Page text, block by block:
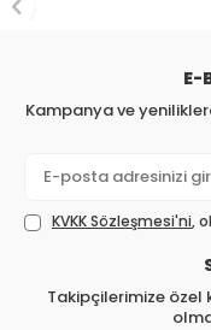
E-
Kampanya ve
KVKK Sözleşmesi'ni,
Takipçilerimize